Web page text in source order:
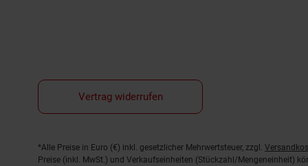
Vertrag widerrufen
Fußnoten
*Alle Preise in Euro (€) inkl. gesetzlicher Mehrwertsteuer, zzgl.
Preise (inkl. MwSt.) und Verkaufseinheiten (Stückzahl/Mengeneinheit)